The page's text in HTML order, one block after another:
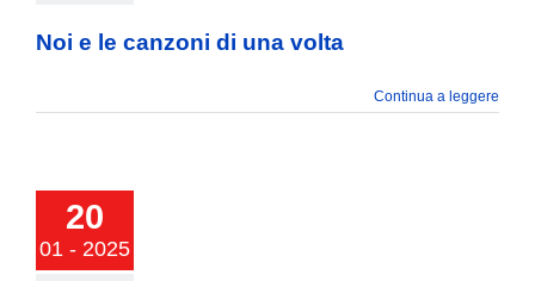
Noi e le canzoni di una volta
Continua a leggere
20
01 - 2025
Morando –